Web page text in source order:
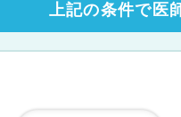
上記の条件で医